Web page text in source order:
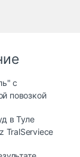
с
повозкой
в Туле
TralServiece